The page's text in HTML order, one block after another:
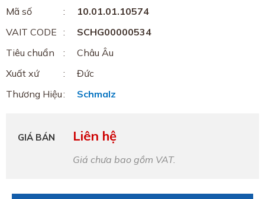
Mã số
10.01.01.10574
VAIT CODE
SCHG00000534
Tiêu chuẩn
Châu Âu
Xuất xứ
Đức
Thương Hiệu
Schmalz
GIÁ BÁN Liên hệ
Giá chưa bao gồm VAT.